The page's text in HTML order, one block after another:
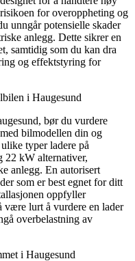
for overoppheting og
unngår potensielle skader
anlegg. Dette sikrer en
samtidig som du kan dra
og effektstyring for
i Haugesund
bør du vurdere
bilmodellen din og
typer ladere på
22 kW alternativer,
anlegg. En autorisert
som er best egnet for ditt
oppfyller
være lurt å vurdere en lader
overbelastning av
i Haugesund